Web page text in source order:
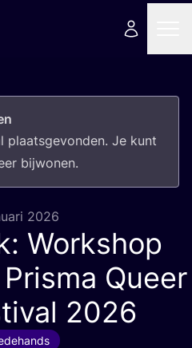
plaats­ge­von­den. Je kunt
bijwonen.
2026
Workshop
Queer
2026